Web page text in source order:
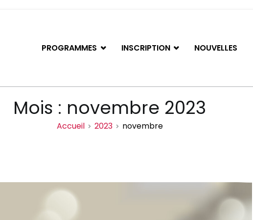
PROGRAMMES INSCRIPTION NOUVELLES
Mois : novembre 2023
Accueil 2023 novembre